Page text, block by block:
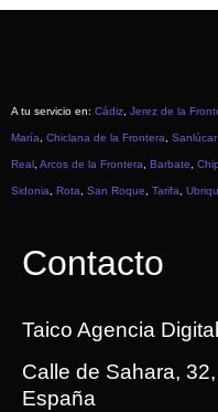
A tu servicio en: Cádiz Jerez de la
María Chiclana de la Frontera
Real Arcos de la Frontera Barbate
Sidonia Rota San Roque Tarifa
Contacto
Taico Agencia Digital
Calle de Sahara,
España